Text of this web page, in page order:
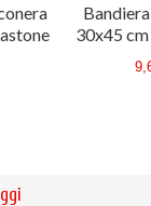
30x45